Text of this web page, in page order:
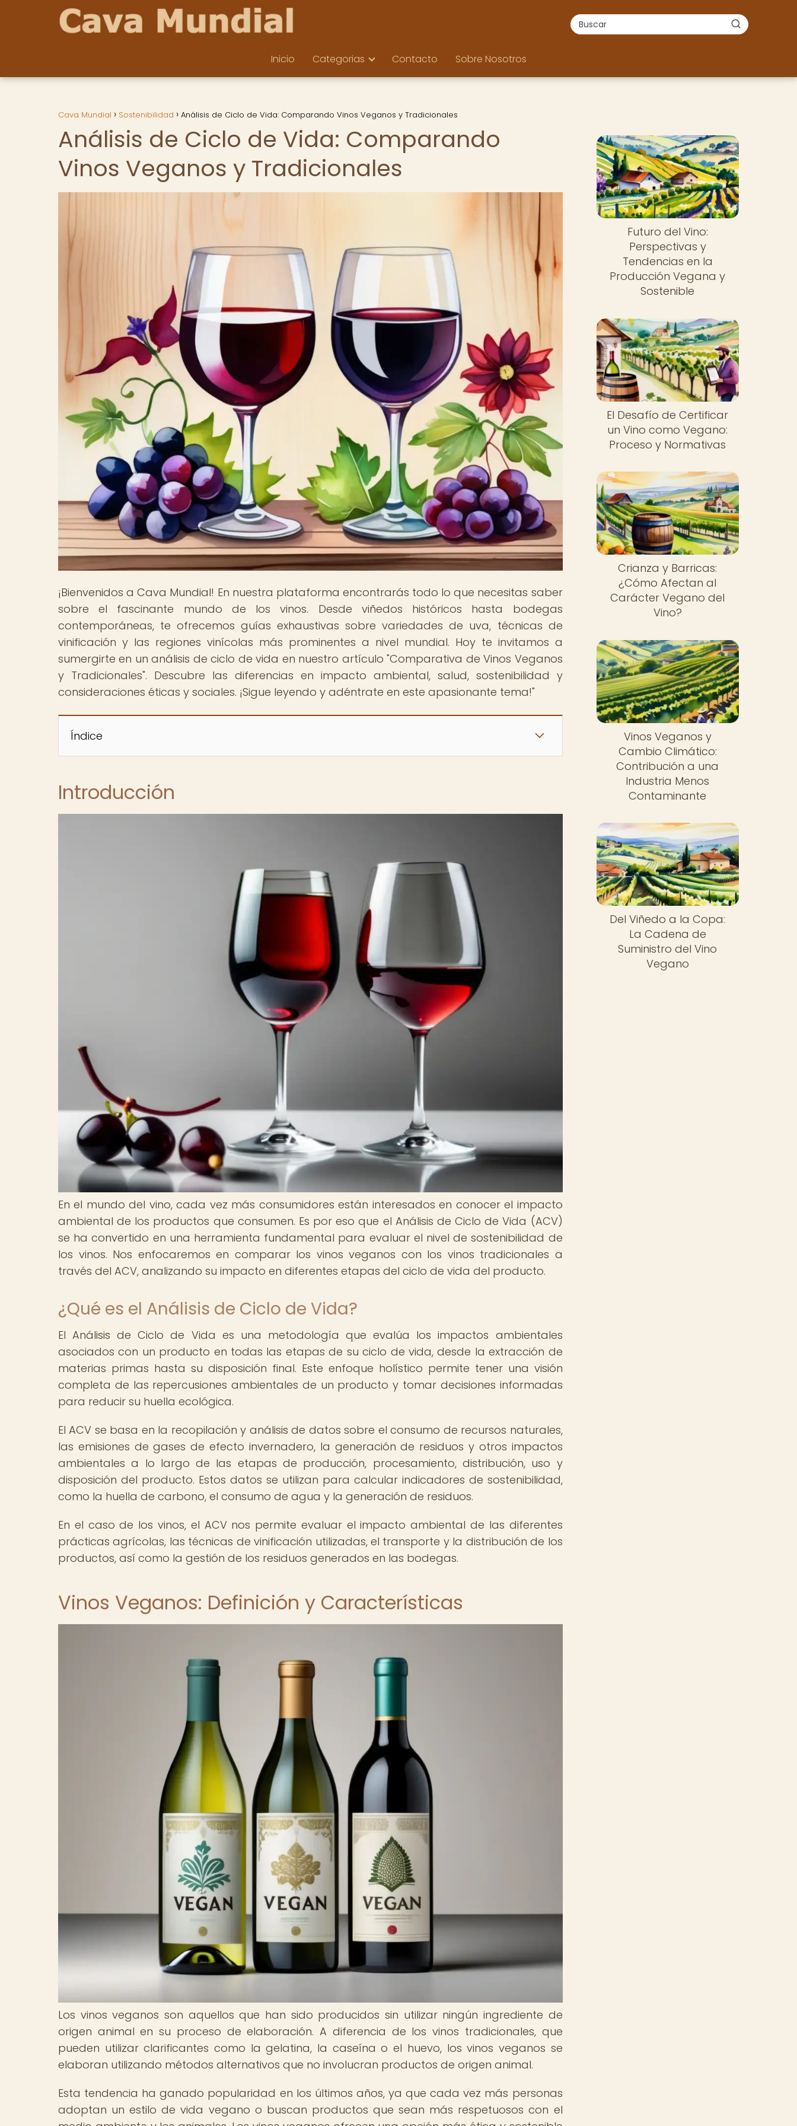
Inicio Categorias Contacto Sobre Nosotros
Cava Mundial Sostenibilidad Análisis de Ciclo de Vida: Comparando Vinos Veganos y Tradicionales
Análisis de Ciclo de Vida: Comparando
Vinos Veganos y Tradicionales
¡Bienvenidos a Cava Mundial! En nuestra plataforma encontrarás todo lo que necesitas saber
sobre el fascinante mundo de los vinos. Desde viñedos históricos hasta bodegas
contemporáneas, te ofrecemos guías exhaustivas sobre variedades de uva, técnicas de
vinificación y las regiones vinícolas más prominentes a nivel mundial. Hoy te invitamos a
sumergirte en un análisis de ciclo de vida en nuestro artículo "Comparativa de Vinos Veganos
y Tradicionales". Descubre las diferencias en impacto ambiental, salud, sostenibilidad y
consideraciones éticas y sociales. ¡Sigue leyendo y adéntrate en este apasionante tema!"
Índice
Introducción
En el mundo del vino, cada vez más consumidores están interesados en conocer el impacto
ambiental de los productos que consumen. Es por eso que el Análisis de Ciclo de Vida (ACV)
se ha convertido en una herramienta fundamental para evaluar el nivel de sostenibilidad de
los vinos. Nos enfocaremos en comparar los vinos veganos con los vinos tradicionales a
través del ACV, analizando su impacto en diferentes etapas del ciclo de vida del producto.
¿Qué es el Análisis de Ciclo de Vida?
El Análisis de Ciclo de Vida es una metodología que evalúa los impactos ambientales
asociados con un producto en todas las etapas de su ciclo de vida, desde la extracción de
materias primas hasta su disposición final. Este enfoque holístico permite tener una visión
completa de las repercusiones ambientales de un producto y tomar decisiones informadas
para reducir su huella ecológica.
El ACV se basa en la recopilación y análisis de datos sobre el consumo de recursos naturales,
las emisiones de gases de efecto invernadero, la generación de residuos y otros impactos
ambientales a lo largo de las etapas de producción, procesamiento, distribución, uso y
disposición del producto. Estos datos se utilizan para calcular indicadores de sostenibilidad,
como la huella de carbono, el consumo de agua y la generación de residuos.
En el caso de los vinos, el ACV nos permite evaluar el impacto ambiental de las diferentes
prácticas agrícolas, las técnicas de vinificación utilizadas, el transporte y la distribución de los
productos, así como la gestión de los residuos generados en las bodegas.
Vinos Veganos: Definición y Características
Los vinos veganos son aquellos que han sido producidos sin utilizar ningún ingrediente de
origen animal en su proceso de elaboración. A diferencia de los vinos tradicionales, que
pueden utilizar clarificantes como la gelatina, la caseína o el huevo, los vinos veganos se
elaboran utilizando métodos alternativos que no involucran productos de origen animal.
Esta tendencia ha ganado popularidad en los últimos años, ya que cada vez más personas
adoptan un estilo de vida vegano o buscan productos que sean más respetuosos con el
Futuro del Vino:
Perspectivas y
Tendencias en la
Producción Vegana y
Sostenible
El Desafío de Certificar
un Vino como Vegano:
Proceso y Normativas
Crianza y Barricas:
¿Cómo Afectan al
Carácter Vegano del
Vino?
Vinos Veganos y
Cambio Climático:
Contribución a una
Industria Menos
Contaminante
Del Viñedo a la Copa:
La Cadena de
Suministro del Vino
Vegano